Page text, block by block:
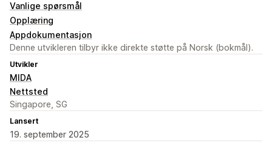
Vanlige spørsmål
Opplæring
Appdokumentasjon
Denne utvikleren tilbyr ikke direkte støtte på Norsk (bokmål).
Utvikler
MIDA
Nettsted
Singapore, SG
Lansert
19. september 2025